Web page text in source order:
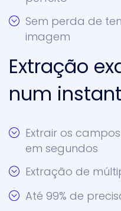
Sem perda de
imagem
Extração
num
Extrair os
em segundos
Extração de
Até 99% de